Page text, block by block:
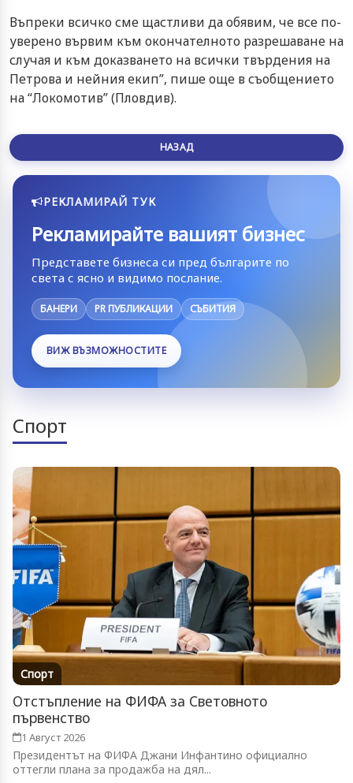
Въпреки всичко сме щастливи да обявим, че все по-
уверено вървим към окончателното разрешаване на
случая и към доказването на всички твърдения на
Петрова и нейния екип”, пише още в съобщението
на “Локомотив” (Пловдив).
НАЗАД
РЕКЛАМИРАЙ ТУК
Рекламирайте вашият бизнес
Представете бизнеса си пред българите по
света с ясно и видимо послание.
БАНЕРИ PR ПУБЛИКАЦИИ СЪБИТИЯ
ВИЖ ВЪЗМОЖНОСТИТЕ
Спорт
Спорт
Отстъпление на ФИФА за Световното
първенство
1 Август 2026
Президентът на ФИФА Джани Инфантино официално
оттегли плана за продажба на дял...